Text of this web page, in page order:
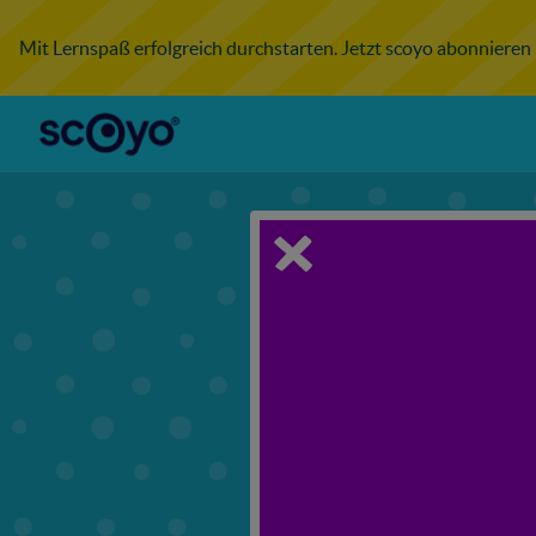
Mit Lernspaß erfolgreich durchstarten. Jetzt scoyo